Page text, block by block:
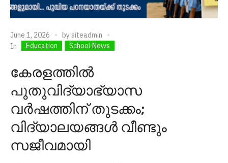
June 1, 2026 bysiteadmin
In
Education School News
കേരളത്തിൽ
പുതുവിദ്യാഭ്യാസ
വർഷത്തിന് തുടക്കം;
വിദ്യാലയങ്ങൾ വീണ്ടും
സജീവമായി